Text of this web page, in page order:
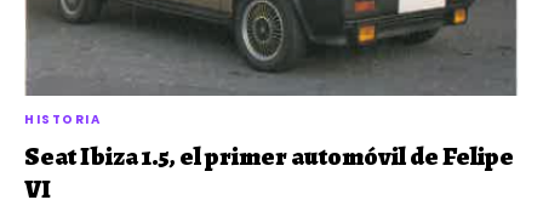
HISTORIA
Seat Ibiza 1.5, el primer automóvil de Felipe
VI